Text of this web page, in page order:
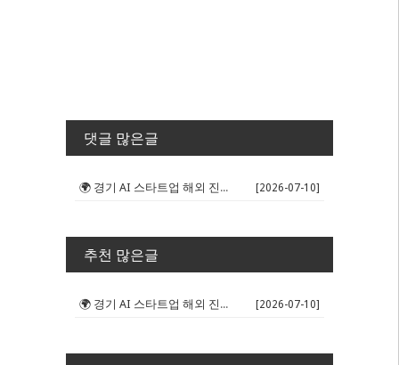
댓글 많은글
🌍 경기 AI 스타트업 해외 진출 판... [2026-07-10]
추천 많은글
🌍 경기 AI 스타트업 해외 진출 판... [2026-07-10]